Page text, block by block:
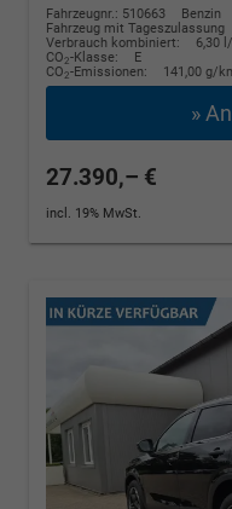
Fahrzeugnr.: 510663
Benzin
Fahrzeug mit Tageszulassung
Verbrauch kombiniert:
6,30
CO2-Klasse:
E
CO2-Emissionen: 141,00 g/
»
27.390,– €
incl. 19% MwSt.